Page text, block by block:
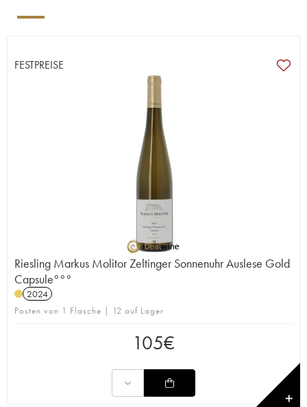
FESTPREISE
Riesling Markus Molitor Zeltinger Sonnenuhr Auslese Gold
Capsule°°°
2024
Posten von 1 Flasche | 12 auf Lager
105€
✕